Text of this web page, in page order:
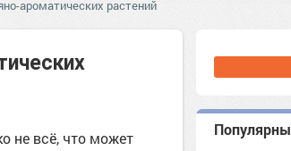
ароматических растений
не всё, что может